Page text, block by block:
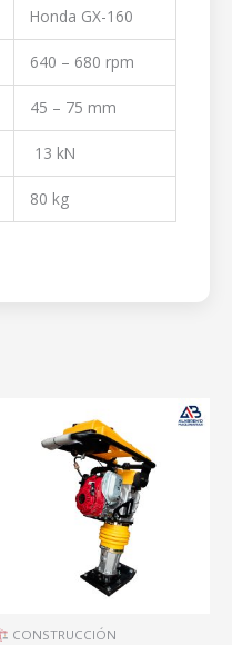
Honda GX-160
640 – 680 rpm
45 – 75 mm
13 kN
80 kg
CONSTRUCCIÓN